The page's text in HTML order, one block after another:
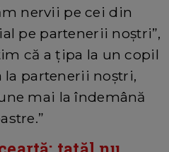
nervii pe cei din
pe partenerii noștri”,
că a țipa la un copil
partenerii noștri,
mai la îndemână